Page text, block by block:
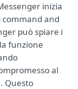
inizia
command and
può spiare i
funzione
al
Questo